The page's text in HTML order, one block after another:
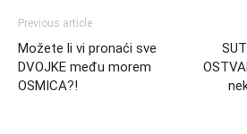
Previous article
Možete li vi pronaći sve
DVOJKE među morem
OSMICA?!